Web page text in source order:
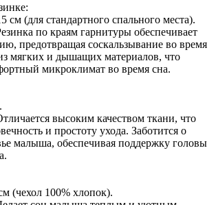
см (для стандартного спального места).
по краям гарнитуры обеспечивает
предотвращая соскальзывание во время
мягких и дышащих материалов, что
микроклимат во время сна.
высоким качеством ткани, что
и простоту ухода. Заботится о
малыша, обеспечивая поддержку головы
(чехол 100% хлопок).